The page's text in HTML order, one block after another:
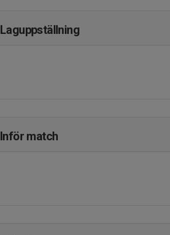
Laguppställning
Inför match